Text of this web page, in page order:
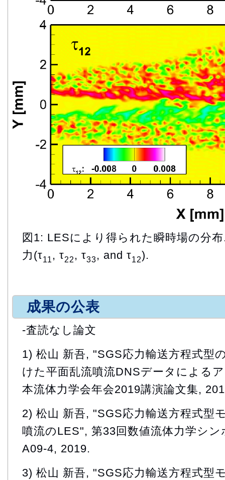
図1: LESにより得られた瞬時場の分
力(τ11 , τ22 , τ33, and τ12).
成果の公表
-査読なし論文
1) 松山 新吾, "SGS応力輸送方程式型
けた平面乱流噴流DNSデータによる
本流体力学会年会2019講演論文集,
2) 松山 新吾, "SGS応力輸送方程式型
噴流のLES", 第33回数値流体力学シ
A09-4, 2019.
3) 松山 新吾, "SGS応力輸送方程式型